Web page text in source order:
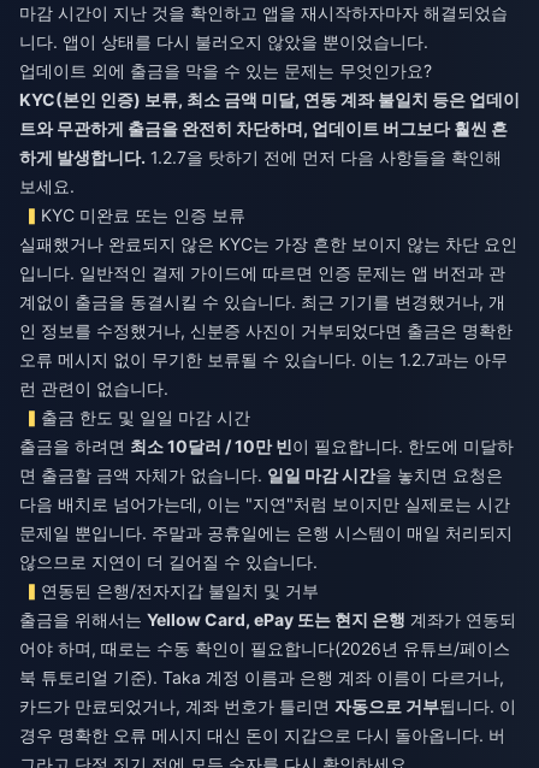
마감 시간이 지난 것을 확인하고 앱을 재시작하자마자 해결되었습
니다. 앱이 상태를 다시 불러오지 않았을 뿐이었습니다.
업데이트 외에 출금을 막을 수 있는 문제는 무엇인가요?
KYC(본인 인증) 보류, 최소 금액 미달, 연동 계좌 불일치 등은 업데이
트와 무관하게 출금을 완전히 차단하며, 업데이트 버그보다 훨씬 흔
하게 발생합니다. 1.2.7을 탓하기 전에 먼저 다음 사항들을 확인해
보세요.
KYC 미완료 또는 인증 보류
실패했거나 완료되지 않은 KYC는 가장 흔한 보이지 않는 차단 요인
입니다. 일반적인 결제 가이드에 따르면 인증 문제는 앱 버전과 관
계없이 출금을 동결시킬 수 있습니다. 최근 기기를 변경했거나, 개
인 정보를 수정했거나, 신분증 사진이 거부되었다면 출금은 명확한
오류 메시지 없이 무기한 보류될 수 있습니다. 이는 1.2.7과는 아무
런 관련이 없습니다.
출금 한도 및 일일 마감 시간
출금을 하려면 최소 10달러 / 10만 빈이 필요합니다. 한도에 미달하
면 출금할 금액 자체가 없습니다. 일일 마감 시간을 놓치면 요청은
다음 배치로 넘어가는데, 이는 "지연"처럼 보이지만 실제로는 시간
문제일 뿐입니다. 주말과 공휴일에는 은행 시스템이 매일 처리되지
않으므로 지연이 더 길어질 수 있습니다.
연동된 은행/전자지갑 불일치 및 거부
출금을 위해서는 Yellow Card, ePay 또는 현지 은행 계좌가 연동되
어야 하며, 때로는 수동 확인이 필요합니다(2026년 유튜브/페이스
북 튜토리얼 기준). Taka 계정 이름과 은행 계좌 이름이 다르거나,
카드가 만료되었거나, 계좌 번호가 틀리면 자동으로 거부됩니다. 이
경우 명확한 오류 메시지 대신 돈이 지갑으로 다시 돌아옵니다. 버
그라고 단정 짓기 전에 모든 숫자를 다시 확인하세요.